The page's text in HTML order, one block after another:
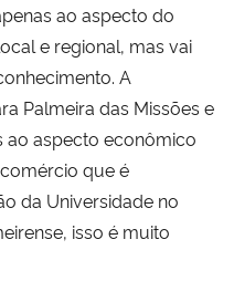
ao aspecto do
e regional, mas vai
A
Palmeira das Missões e
ao aspecto econômico
que é
da Universidade no
isso é muito